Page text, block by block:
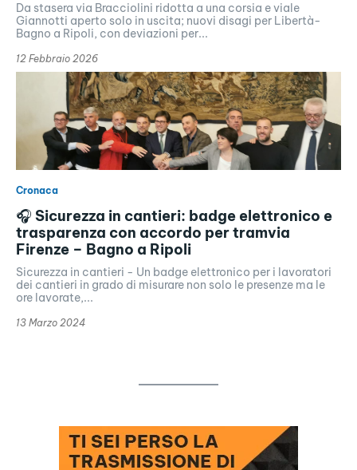
Da stasera via Bracciolini ridotta a una corsia e viale
Giannotti aperto solo in uscita; nuovi disagi per Libertà-
Bagno a Ripoli, con deviazioni per...
12 Febbraio 2026
Cronaca
🎧 Sicurezza in cantieri: badge elettronico e
trasparenza con accordo per tramvia
Firenze – Bagno a Ripoli
Sicurezza in cantieri - Un badge elettronico per i lavoratori
dei cantieri in grado di misurare non solo le presenze ma le
ore lavorate,...
13 Marzo 2024